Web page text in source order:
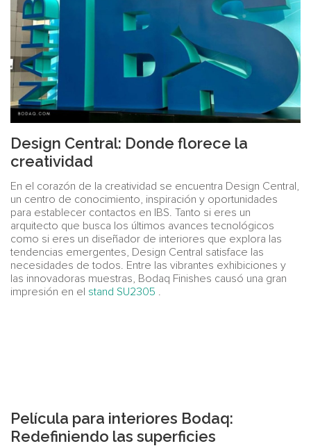
Design Central: Donde florece la
creatividad
En el corazón de la creatividad se encuentra Design Central,
un centro de conocimiento, inspiración y oportunidades
para establecer contactos en IBS. Tanto si eres un
arquitecto que busca los últimos avances tecnológicos
como si eres un diseñador de interiores que explora las
tendencias emergentes, Design Central satisface las
necesidades de todos. Entre las vibrantes exhibiciones y
las innovadoras muestras, Bodaq Finishes causó una gran
impresión en el stand SU2305 .
Película para interiores Bodaq:
Redefiniendo las superficies